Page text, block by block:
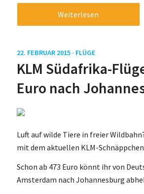
Weiterlesen
22. FEBRUAR 2015 · FLÜGE
KLM Südafrika-
Euro nach
Luft auf wilde Tiere in freier
mit dem aktuellen KLM-
Schon ab 473 Euro könnt ihr von
Amsterdam nach Johannesburg